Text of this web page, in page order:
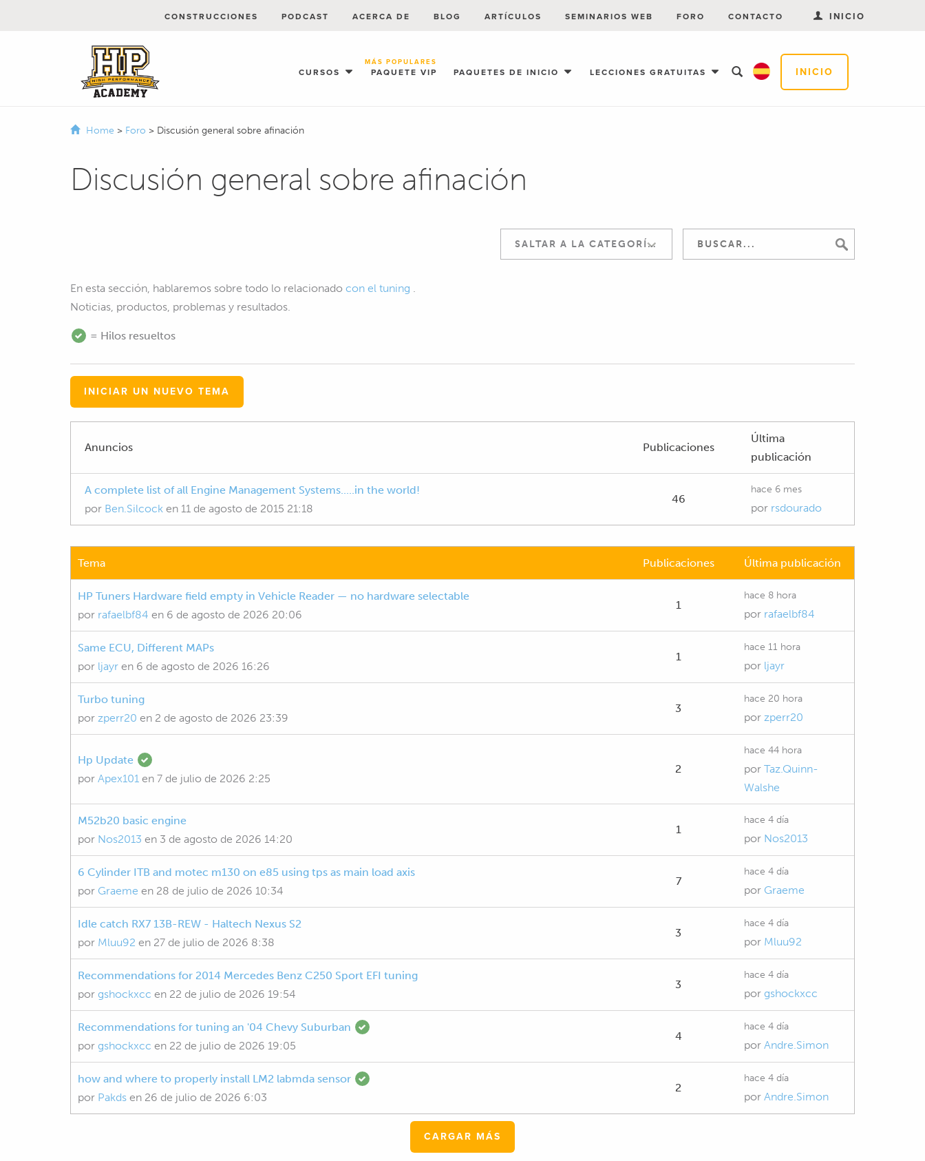
INICIO
CURSOS PAQUETE VIP
MÁS POPULARES
PAQUETES DE INICIO LECCIONES GRATUITAS
CONSTRUCCIONES PODCAST ACERCA DE BLOG ARTÍCULOS SEMINARIOS WEB FORO CONTACTO INICIO
Home > Foro > Discusión general sobre afinación
Discusión general sobre afinación
SALTAR A LA CATEGORÍA:
En esta sección, hablaremos sobre todo lo relacionado con el tuning .
Noticias, productos, problemas y resultados.
= Hilos resueltos
INICIAR UN NUEVO TEMA
Anuncios Publicaciones
Última
publicación
A complete list of all Engine Management Systems.....in the world!
por Ben.Silcock en 11 de agosto de 2015 21:18
46
hace 6 mes
por rsdourado
Tema Publicaciones Última publicación
HP Tuners Hardware field empty in Vehicle Reader — no hardware selectable
por rafaelbf84 en 6 de agosto de 2026 20:06
1
hace 8 hora
por rafaelbf84
Same ECU, Different MAPs
por ljayr en 6 de agosto de 2026 16:26
1
hace 11 hora
por ljayr
Turbo tuning
por zperr20 en 2 de agosto de 2026 23:39
3
hace 20 hora
por zperr20
Hp Update
por Apex101 en 7 de julio de 2026 2:25
2
hace 44 hora
por Taz.Quinn-
Walshe
M52b20 basic engine
por Nos2013 en 3 de agosto de 2026 14:20
1
hace 4 día
por Nos2013
6 Cylinder ITB and motec m130 on e85 using tps as main load axis
por Graeme en 28 de julio de 2026 10:34
7
hace 4 día
por Graeme
Idle catch RX7 13B-REW - Haltech Nexus S2
por Mluu92 en 27 de julio de 2026 8:38
3
hace 4 día
por Mluu92
Recommendations for 2014 Mercedes Benz C250 Sport EFI tuning
por gshockxcc en 22 de julio de 2026 19:54
3
hace 4 día
por gshockxcc
Recommendations for tuning an '04 Chevy Suburban
por gshockxcc en 22 de julio de 2026 19:05
4
hace 4 día
por Andre.Simon
how and where to properly install LM2 labmda sensor
por Pakds en 26 de julio de 2026 6:03
2
hace 4 día
por Andre.Simon
CARGAR MÁS